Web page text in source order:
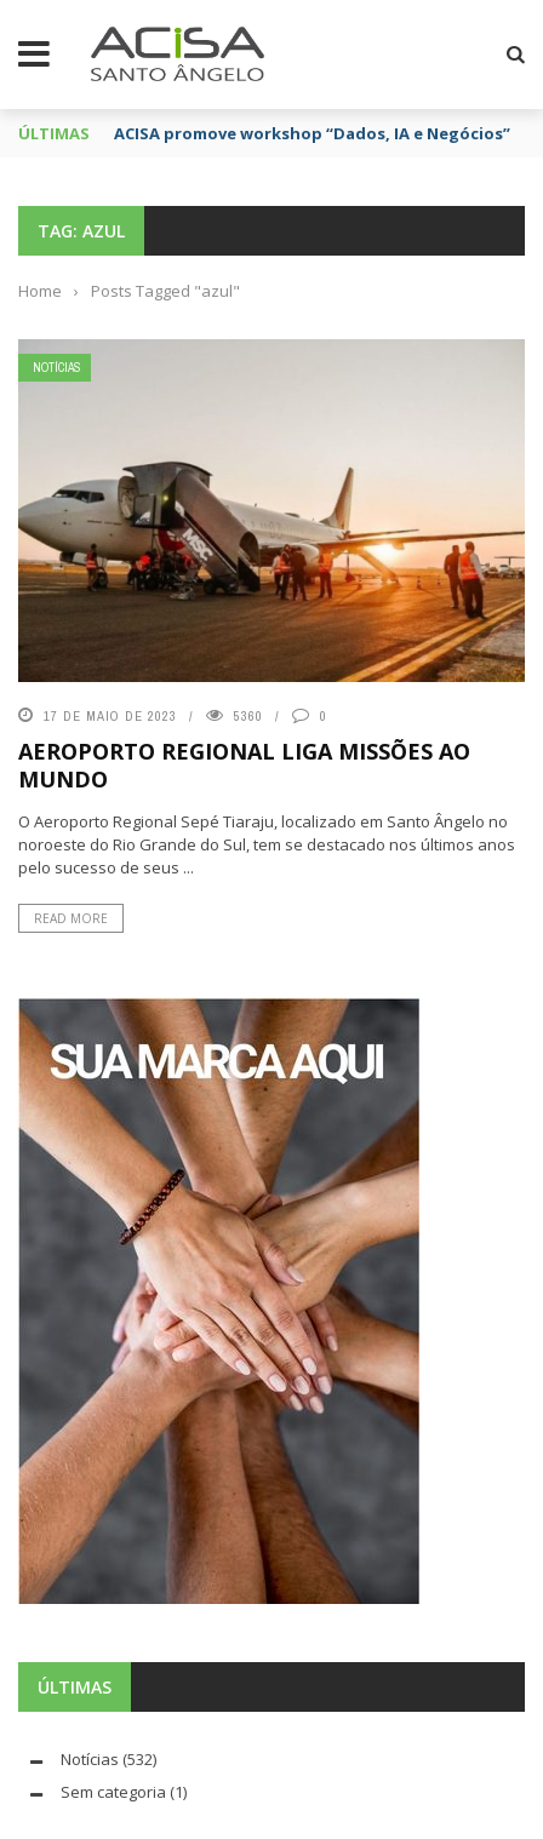
ÚLTIMAS ACISA promove workshop “Dados, IA e Negócios”
TAG: AZUL
Home › Posts Tagged "azul"
NOTÍCIAS
17 DE MAIO DE 2023 5360 0
AEROPORTO REGIONAL LIGA MISSÕES AO
MUNDO
O Aeroporto Regional Sepé Tiaraju, localizado em Santo Ângelo no
noroeste do Rio Grande do Sul, tem se destacado nos últimos anos
pelo sucesso de seus ...
READ MORE
ÚLTIMAS
Notícias (532)
Sem categoria (1)